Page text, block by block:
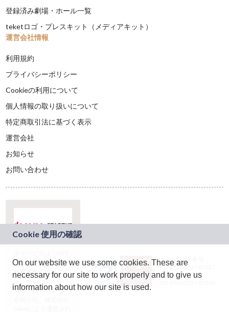
登録済み劇場・ホール一覧
teketロゴ・プレスキット（メディアキット）
運営会社情報
利用規約
プライバシーポリシー
Cookieの利用について
個人情報の取り扱いについて
特定商取引法に基づく表示
運営会社
お知らせ
お問い合わせ
ドコモグループの新
規事業創出プログラ
ム「docomo
STARTUP」を通じて
JASRAC許諾番号：
9024936001Y45037
JASRAC許諾番号：
On our website we use some cookies. These are
necessary for our site to work properly and to give us
information about how our site is used.